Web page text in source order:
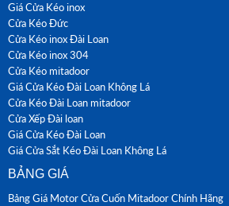
Giá Cửa Kéo inox
Cửa Kéo Đức
Cửa Kéo inox Đài Loan
Cửa Kéo inox 304
Cửa Kéo mitadoor
Giá Cửa Kéo Đài Loan Không Lá
Cửa Kéo Đài Loan mitadoor
Cửa Xếp Đài loan
Giá Cửa Kéo Đài Loan
Giá Cửa Sắt Kéo Đài Loan Không Lá
BẢNG GIÁ
Bảng Giá Motor Cửa Cuốn Mitadoor Chính Hãng